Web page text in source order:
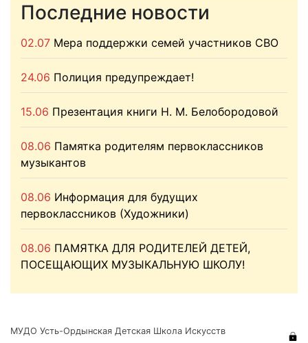
Последние новости
02.07 Мера поддержки семей участников СВО
24.06 Полиция предупреждает!
15.06 Презентация книги Н. М. Белобородовой
08.06 Памятка родителям первоклассников
музыкантов
08.06 Информация для будущих
первоклассников (Художники)
08.06 ПАМЯТКА ДЛЯ РОДИТЕЛЕЙ ДЕТЕЙ,
ПОСЕЩАЮЩИХ МУЗЫКАЛЬНУЮ ШКОЛУ!
МУДО Усть-Ордынская Детская Школа Искусств